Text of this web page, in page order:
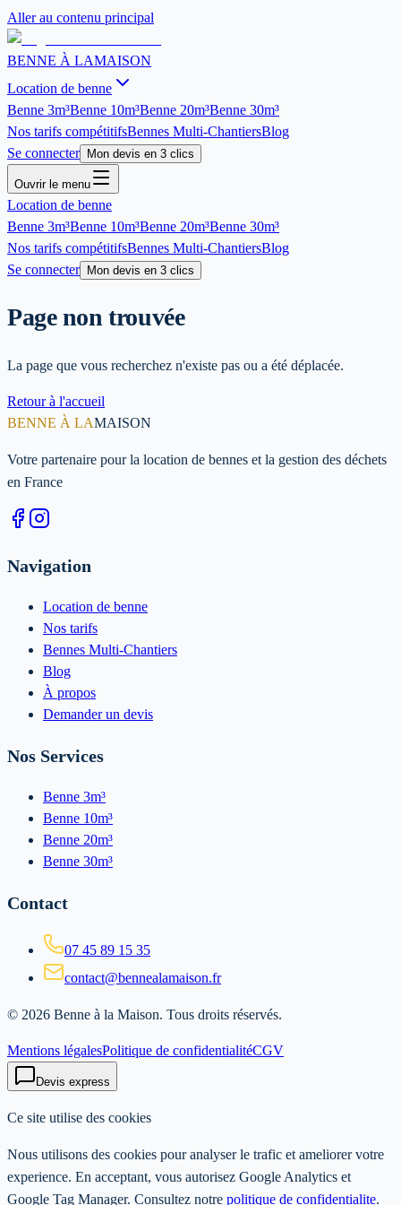
Aller au contenu principal
BENNE À LAMAISON
Location de benne
Benne 3m³Benne 10m³Benne 20m³Benne 30m³
Nos tarifs compétitifsBennes Multi-ChantiersBlog
Se connecter
Mon devis en 3 clics
Ouvrir le menu
Location de benne
Benne 3m³Benne 10m³Benne 20m³Benne 30m³
Nos tarifs compétitifsBennes Multi-ChantiersBlog
Se connecter
Mon devis en 3 clics
Page non trouvée
La page que vous recherchez n'existe pas ou a été déplacée.
Retour à l'accueil
BENNE À LAMAISON
Votre partenaire pour la location de bennes et la gestion des déchets
en France
Navigation
Location de benne
Nos tarifs
Bennes Multi-Chantiers
Blog
À propos
Demander un devis
Nos Services
Benne 3m³
Benne 10m³
Benne 20m³
Benne 30m³
Contact
07 45 89 15 35
contact@bennealamaison.fr
© 2026 Benne à la Maison. Tous droits réservés.
Mentions légalesPolitique de confidentialitéCGV
Devis express
Ce site utilise des cookies
Nous utilisons des cookies pour analyser le trafic et ameliorer votre
experience. En acceptant, vous autorisez Google Analytics et
Google Tag Manager. Consultez notre politique de confidentialite.